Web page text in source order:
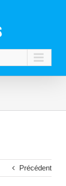
Précédent